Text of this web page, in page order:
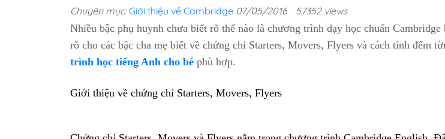
Chuyên mục:Giới thiệu về Cambridge 07/05/2016
57352 views
Nhiều bậc phụ huynh chưa biết rõ thế nào là chương trình dạy học chuẩn
rõ cho các bậc cha mẹ biết về chứng chỉ Starters, Movers, Flyers và cách tính đểm
trình học tiếng Anh cho bé phù hợp.
Giới thiệu về chứng chỉ Starters, Movers, Flyers